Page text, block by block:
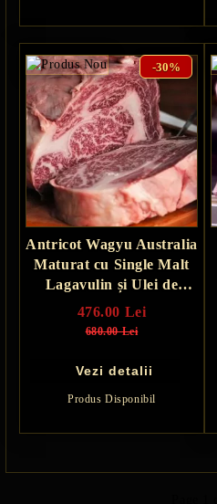
Antricot Wagyu Australia
Maturat cu Single Malt
Lagavulin și Ulei de
Măsline - 30 zile
-30%
476.00 Lei
680.00 Lei
Vezi detalii
Produs Disponibil